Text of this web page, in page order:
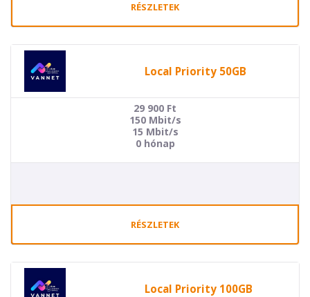
RÉSZLETEK
Local Priority 50GB
29 900 Ft
150 Mbit/s
15 Mbit/s
0 hónap
RÉSZLETEK
Local Priority 100GB